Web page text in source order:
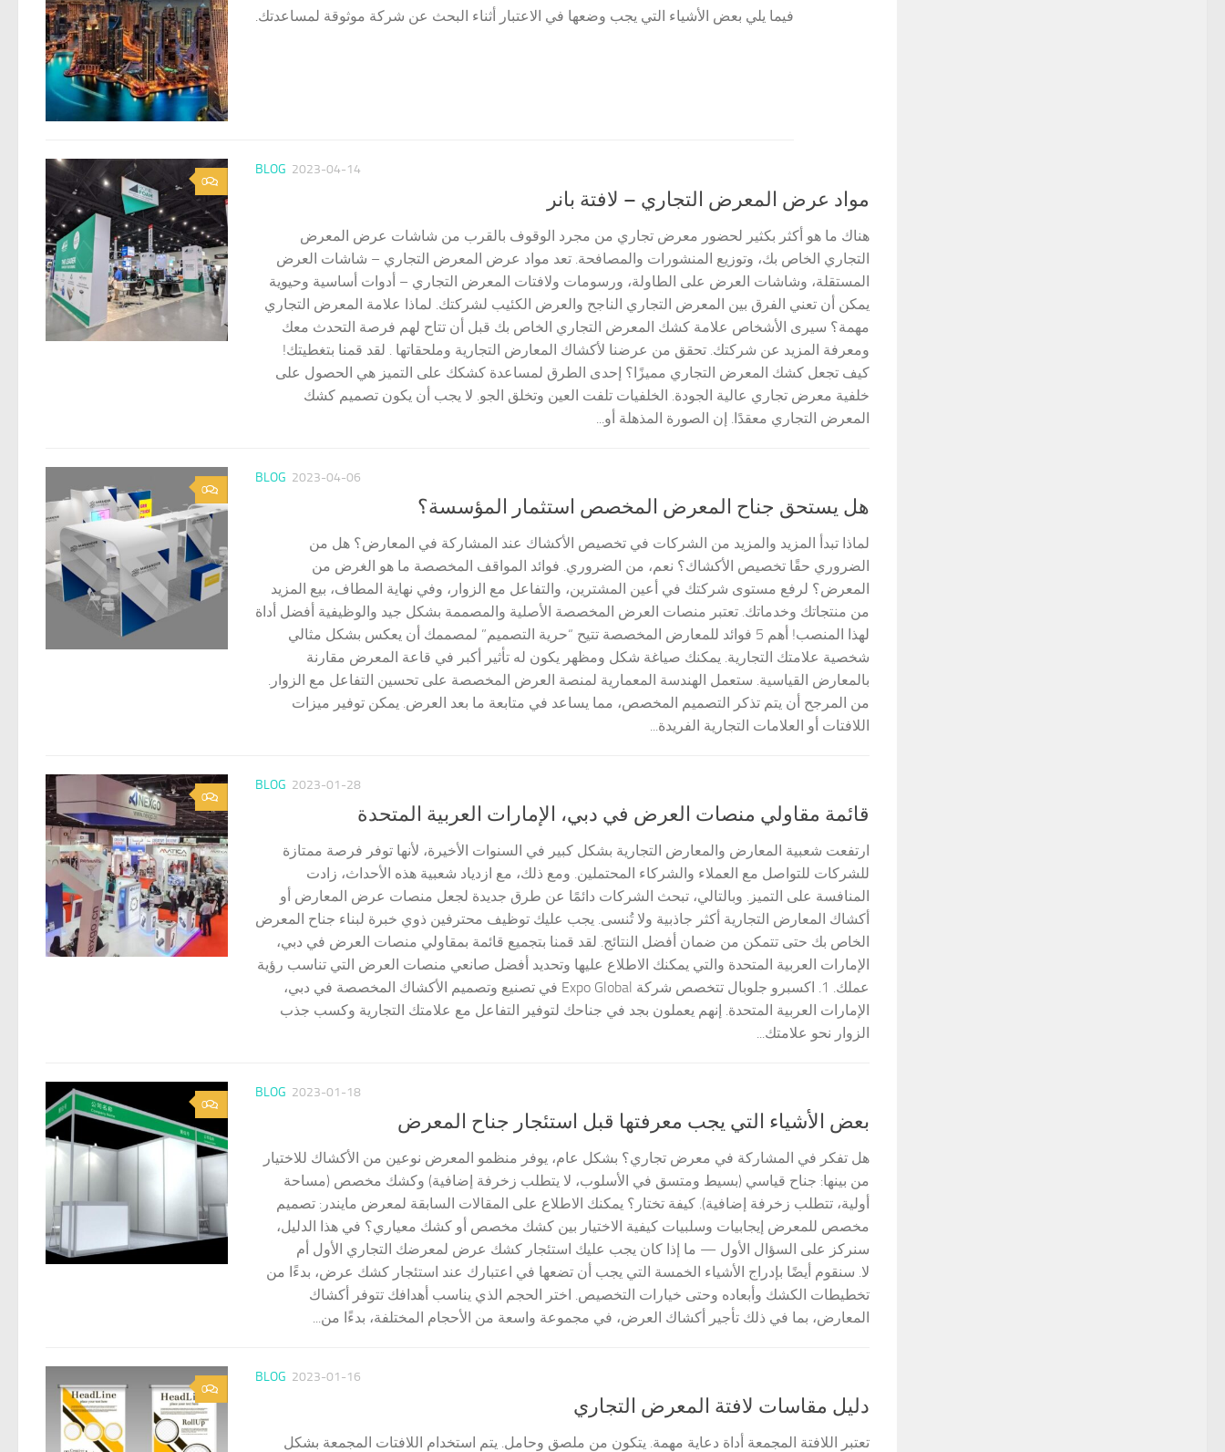
فيما يلي بعض الأشياء التي يجب وضعها في الاعتبار أثناء البحث عن شركة موثوقة لمساعدتك.
0
BLOG 2023-04-14
مواد عرض المعرض التجاري – لافتة بانر
هناك ما هو أكثر بكثير لحضور معرض تجاري من مجرد الوقوف بالقرب من شاشات عرض المعرض
التجاري الخاص بك، وتوزيع المنشورات والمصافحة. تعد مواد عرض المعرض التجاري – شاشات العرض
المستقلة، وشاشات العرض على الطاولة، ورسومات ولافتات المعرض التجاري – أدوات أساسية وحيوية
يمكن أن تعني الفرق بين المعرض التجاري الناجح والعرض الكئيب لشركتك. لماذا علامة المعرض التجاري
مهمة؟ سيرى الأشخاص علامة كشك المعرض التجاري الخاص بك قبل أن تتاح لهم فرصة التحدث معك
ومعرفة المزيد عن شركتك. تحقق من عرضنا لأكشاك المعارض التجارية وملحقاتها . لقد قمنا بتغطيتك!
كيف تجعل كشك المعرض التجاري مميزًا؟ إحدى الطرق لمساعدة كشكك على التميز هي الحصول على
خلفية معرض تجاري عالية الجودة. الخلفيات تلفت العين وتخلق الجو. لا يجب أن يكون تصميم كشك
المعرض التجاري معقدًا. إن الصورة المذهلة أو...
0
BLOG 2023-04-06
هل يستحق جناح المعرض المخصص استثمار المؤسسة؟
لماذا تبدأ المزيد والمزيد من الشركات في تخصيص الأكشاك عند المشاركة في المعارض؟ هل من
الضروري حقًا تخصيص الأكشاك؟ نعم، من الضروري. فوائد المواقف المخصصة ما هو الغرض من
المعرض؟ لرفع مستوى شركتك في أعين المشترين، والتفاعل مع الزوار، وفي نهاية المطاف، بيع المزيد
من منتجاتك وخدماتك. تعتبر منصات العرض المخصصة الأصلية والمصممة بشكل جيد والوظيفية أفضل أداة
لهذا المنصب! أهم 5 فوائد للمعارض المخصصة تتيح “حرية التصميم” لمصممك أن يعكس بشكل مثالي
شخصية علامتك التجارية. يمكنك صياغة شكل ومظهر يكون له تأثير أكبر في قاعة المعرض مقارنة
بالمعارض القياسية. ستعمل الهندسة المعمارية لمنصة العرض المخصصة على تحسين التفاعل مع الزوار.
من المرجح أن يتم تذكر التصميم المخصص، مما يساعد في متابعة ما بعد العرض. يمكن توفير ميزات
اللافتات أو العلامات التجارية الفريدة...
0
BLOG 2023-01-28
قائمة مقاولي منصات العرض في دبي، الإمارات العربية المتحدة
ارتفعت شعبية المعارض والمعارض التجارية بشكل كبير في السنوات الأخيرة، لأنها توفر فرصة ممتازة
للشركات للتواصل مع العملاء والشركاء المحتملين. ومع ذلك، مع ازدياد شعبية هذه الأحداث، زادت
المنافسة على التميز. وبالتالي، تبحث الشركات دائمًا عن طرق جديدة لجعل منصات عرض المعارض أو
أكشاك المعارض التجارية أكثر جاذبية ولا تُنسى. يجب عليك توظيف محترفين ذوي خبرة لبناء جناح المعرض
الخاص بك حتى تتمكن من ضمان أفضل النتائج. لقد قمنا بتجميع قائمة بمقاولي منصات العرض في دبي،
الإمارات العربية المتحدة والتي يمكنك الاطلاع عليها وتحديد أفضل صانعي منصات العرض التي تناسب رؤية
عملك. 1. اكسبرو جلوبال تتخصص شركة Expo Global في تصنيع وتصميم الأكشاك المخصصة في دبي،
الإمارات العربية المتحدة. إنهم يعملون بجد في جناحك لتوفير التفاعل مع علامتك التجارية وكسب جذب
الزوار نحو علامتك...
0
BLOG 2023-01-18
بعض الأشياء التي يجب معرفتها قبل استئجار جناح المعرض
هل تفكر في المشاركة في معرض تجاري؟ بشكل عام، يوفر منظمو المعرض نوعين من الأكشاك للاختيار
من بينها: جناح قياسي (بسيط ومتسق في الأسلوب، لا يتطلب زخرفة إضافية) وكشك مخصص (مساحة
أولية، تتطلب زخرفة إضافية). كيفة تختار؟ يمكنك الاطلاع على المقالات السابقة لمعرض مايندر: تصميم
مخصص للمعرض إيجابيات وسلبيات كيفية الاختيار بين كشك مخصص أو كشك معياري؟ في هذا الدليل،
سنركز على السؤال الأول — ما إذا كان يجب عليك استئجار كشك عرض لمعرضك التجاري الأول أم
لا. سنقوم أيضًا بإدراج الأشياء الخمسة التي يجب أن تضعها في اعتبارك عند استئجار كشك عرض، بدءًا من
تخطيطات الكشك وأبعاده وحتى خيارات التخصيص. اختر الحجم الذي يناسب أهدافك تتوفر أكشاك
المعارض، بما في ذلك تأجير أكشاك العرض، في مجموعة واسعة من الأحجام المختلفة، بدءًا من...
0
BLOG 2023-01-16
دليل مقاسات لافتة المعرض التجاري
تعتبر اللافتة المجمعة أداة دعاية مهمة. يتكون من ملصق وحامل. يتم استخدام اللافتات المجمعة بشكل